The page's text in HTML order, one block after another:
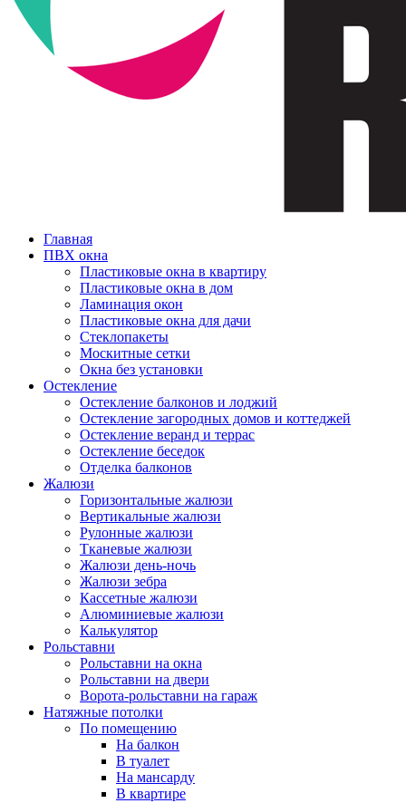
Главная
ПВХ окна
Пластиковые окна в квартиру
Пластиковые окна в дом
Ламинация окон
Пластиковые окна для дачи
Стеклопакеты
Москитные сетки
Окна без установки
Остекление
Остекление балконов и лоджий
Остекление загородных домов и коттеджей
Остекление веранд и террас
Остекление беседок
Отделка балконов
Жалюзи
Горизонтальные жалюзи
Вертикальные жалюзи
Рулонные жалюзи
Тканевые жалюзи
Жалюзи день-ночь
Жалюзи зебра
Кассетные жалюзи
Алюминиевые жалюзи
Калькулятор
Рольставни
Рольставни на окна
Рольставни на двери
Ворота-рольставни на гараж
Натяжные потолки
По помещению
На балкон
В туалет
На мансарду
В квартире